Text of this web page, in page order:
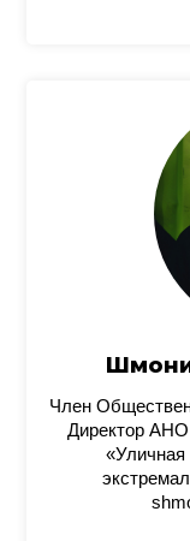
Член
Директор АНО
«Уличная